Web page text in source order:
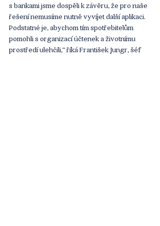
s bankami jsme dospěli k závěru, že pro naše
řešení nemusíme nutně vyvíjet další aplikaci.
Podstatné je, abychom tím spotřebitelům
pomohli s organizací účtenek a životnímu
prostředí ulehčili,“ říká František Jungr, šéf